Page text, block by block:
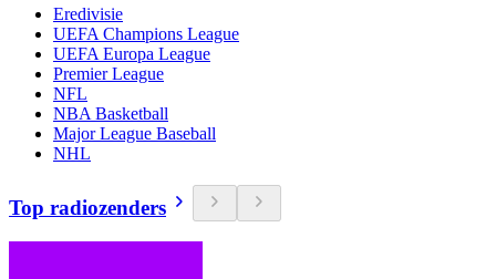
Eredivisie
UEFA Champions League
UEFA Europa League
Premier League
NFL
NBA Basketball
Major League Baseball
NHL
Top radiozenders